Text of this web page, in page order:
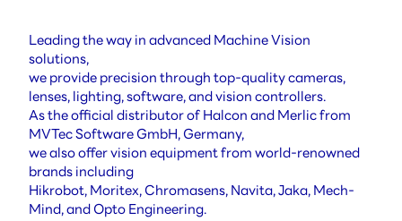
Leading the way in advanced Machine Vision
solutions,
we provide precision through top-quality cameras,
lenses, lighting, software, and vision controllers.
As the official distributor of Halcon and Merlic from
MVTec Software GmbH, Germany,
we also offer vision equipment from world-renowned
brands including
Hikrobot, Moritex, Chromasens, Navita, Jaka, Mech-
Mind, and Opto Engineering.